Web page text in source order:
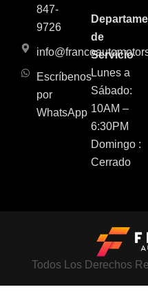
847-
9726
Escríbenos
por
WhatsApp
de
Servicio
Lunes a
Sábado:
10AM –
6:30PM
Domingo :
Cerrado
Todos Los Derechos